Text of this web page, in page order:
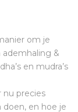
om je
&
en mudra’s
nu precies
en hoe je